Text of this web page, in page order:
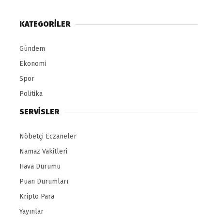
KATEGORİLER
Gündem
Ekonomi
Spor
Politika
SERVİSLER
Nöbetçi Eczaneler
Namaz Vakitleri
Hava Durumu
Puan Durumları
Kripto Para
Yayınlar